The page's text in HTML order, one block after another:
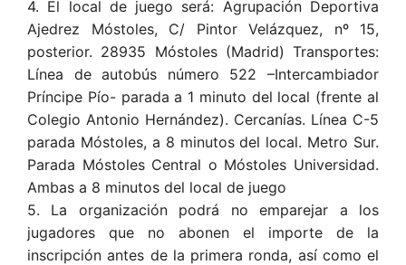
4. El local de juego será: Agrupación Deportiva
Ajedrez Móstoles, C/ Pintor Velázquez, nº 15,
posterior. 28935 Móstoles (Madrid) Transportes:
Línea de autobús número 522 –Intercambiador
Príncipe Pío- parada a 1 minuto del local (frente al
Colegio Antonio Hernández). Cercanías. Línea C-5
parada Móstoles, a 8 minutos del local. Metro Sur.
Parada Móstoles Central o Móstoles Universidad.
Ambas a 8 minutos del local de juego
5. La organización podrá no emparejar a los
jugadores que no abonen el importe de la
inscripción antes de la primera ronda, así como el